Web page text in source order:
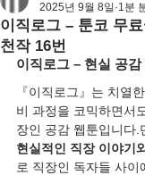
이직로그 – 툰코 무
천작 16번
2025년 9월 8일 1분
이직로그 – 현실 공
『이직로그』는 치열
비 과정을 코믹하면서
장인 공감 웹툰입니다.
현실적인 직장 이야기
로 직장인 독자들 사이